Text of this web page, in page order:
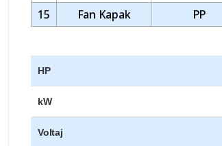
15
Fan Kapak PP
HP
kW
Voltaj